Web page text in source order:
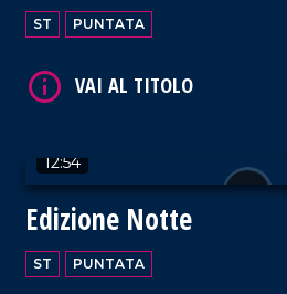
ST PUNTATA
12:54
Edizione Notte
ST PUNTATA
VAI AL TITOLO